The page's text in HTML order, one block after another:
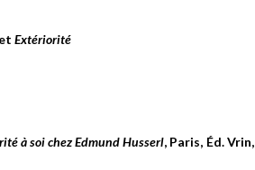
etExtériorité
à soi chez Edmund Husserl, Paris, Éd. Vrin,